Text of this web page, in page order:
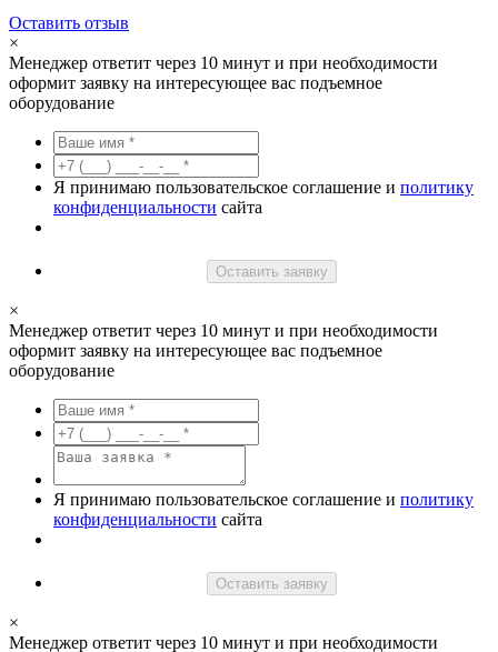
Оставить отзыв
×
Менеджер ответит через 10 минут и при необходимости
оформит заявку на интересующее вас подъемное
оборудование
Я принимаю пользовательское соглашение и политику
конфиденциальности сайта
Оставить заявку
×
Менеджер ответит через 10 минут и при необходимости
оформит заявку на интересующее вас подъемное
оборудование
Я принимаю пользовательское соглашение и политику
конфиденциальности сайта
Оставить заявку
×
Менеджер ответит через 10 минут и при необходимости